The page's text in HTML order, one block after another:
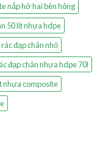
nắp hở hai bên hông
50 lít nhựa hdpe
đạp chân nhỏ
đạp chân nhựa hdpe 70l
nhựa composite